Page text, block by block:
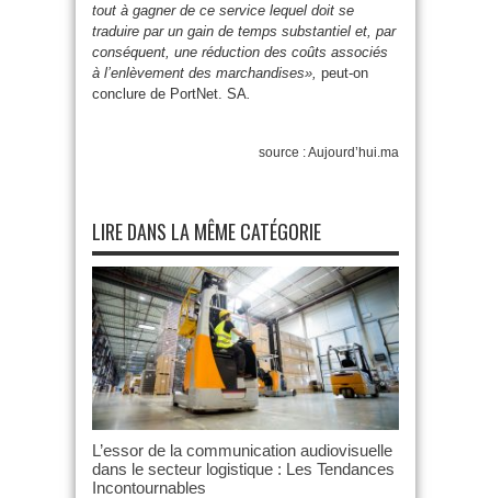
tout à gagner de ce service lequel doit se
traduire par un gain de temps substantiel et, par
conséquent, une réduction des coûts associés
à l’enlèvement des marchandises», peut-on
conclure de PortNet. SA
source : Aujourd’hui.ma
LIRE DANS LA MÊME CATÉGORIE
L’essor de la communication audiovisuelle
dans le secteur logistique : Les Tendances
Incontournables